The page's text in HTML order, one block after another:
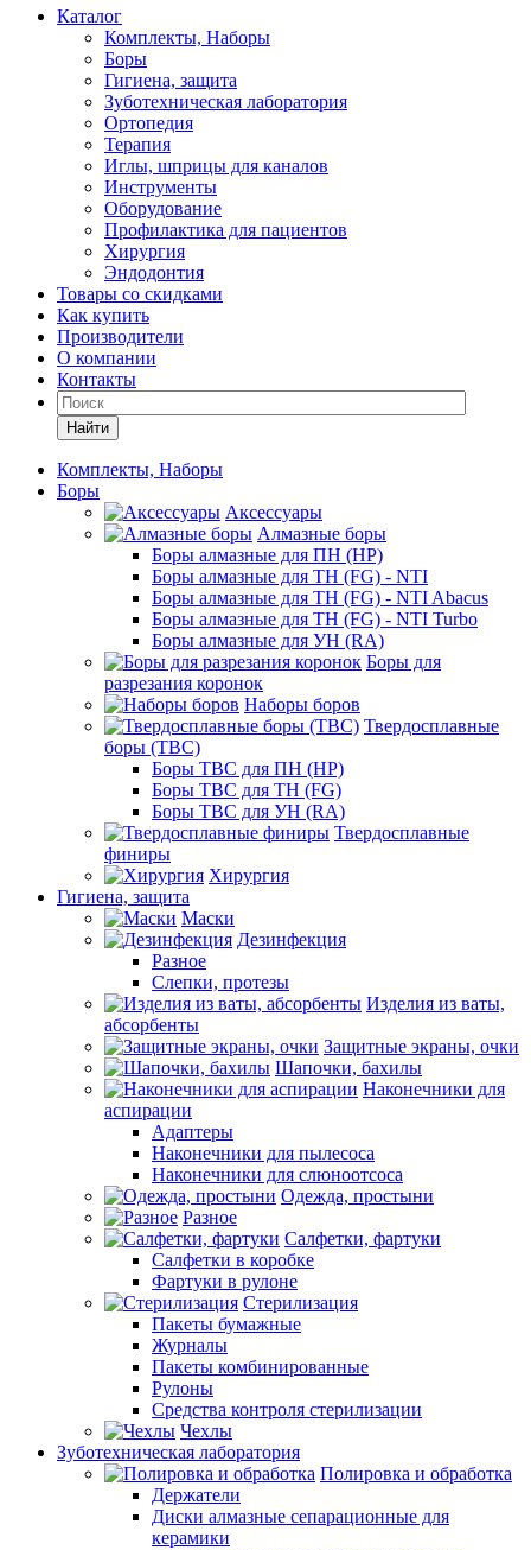
Каталог
Комплекты, Наборы
Боры
Гигиена, защита
Зуботехническая лаборатория
Ортопедия
Терапия
Иглы, шприцы для каналов
Инструменты
Оборудование
Профилактика для пациентов
Хирургия
Эндодонтия
Товары со скидками
Как купить
Производители
О компании
Контакты
Найти
Комплекты, Наборы
Боры
Аксессуары
Алмазные боры
Боры алмазные для ПН (HP)
Боры алмазные для ТН (FG) - NTI
Боры алмазные для ТН (FG) - NTI Abacus
Боры алмазные для ТН (FG) - NTI Turbo
Боры алмазные для УН (RA)
Боры для
разрезания коронок
Наборы боров
Твердосплавные
боры (ТВС)
Боры ТВС для ПН (HP)
Боры ТВС для ТН (FG)
Боры ТВС для УН (RA)
Твердосплавные
финиры
Хирургия
Гигиена, защита
Маски
Дезинфекция
Разное
Слепки, протезы
Изделия из ваты,
абсорбенты
Защитные экраны, очки
Шапочки, бахилы
Наконечники для
аспирации
Адаптеры
Наконечники для пылесоса
Наконечники для слюноотсоса
Одежда, простыни
Разное
Салфетки, фартуки
Салфетки в коробке
Фартуки в рулоне
Стерилизация
Пакеты бумажные
Журналы
Пакеты комбинированные
Рулоны
Средства контроля стерилизации
Чехлы
Зуботехническая лаборатория
Полировка и обработка
Держатели
Диски алмазные сепарационные для
керамики